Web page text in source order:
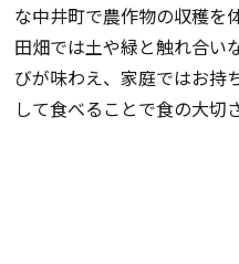
な中井町で農作物の収穫を
田畑では土や緑と触れ合い
びが味わえ、家庭ではお持
して食べることで食の大切